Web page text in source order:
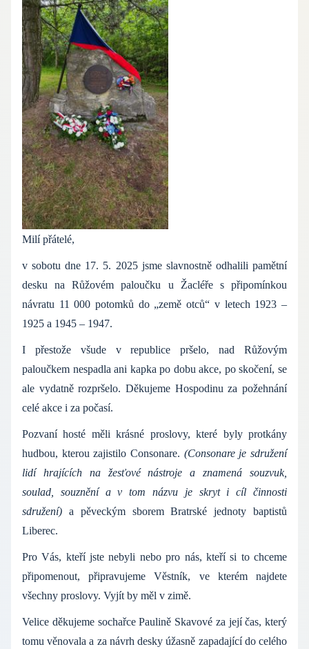
Milí přátelé,
v sobotu dne 17. 5. 2025 jsme slavnostně odhalili pamětní
desku na Růžovém paloučku u Žacléře s připomínkou
návratu 11 000 potomků do „země otců“ v letech 1923 –
1925 a 1945 – 1947.
I přestože všude v republice pršelo, nad Růžovým
paloučkem nespadla ani kapka po dobu akce, po skočení, se
ale vydatně rozpršelo. Děkujeme Hospodinu za požehnání
celé akce i za počasí.
Pozvaní hosté měli krásné proslovy, které byly protkány
hudbou, kterou zajistilo Consonare. (Consonare je sdružení
lidí hrajících na žesťové nástroje a znamená souzvuk,
soulad, souznění a v tom názvu je skryt i cíl činnosti
sdružení) a pěveckým sborem Bratrské jednoty baptistů
Liberec.
Pro Vás, kteří jste nebyli nebo pro nás, kteří si to chceme
připomenout, připravujeme Věstník, ve kterém najdete
všechny proslovy. Vyjít by měl v zimě.
Velice děkujeme sochařce Paulině Skavové za její čas, který
tomu věnovala a za návrh desky úžasně zapadající do celého